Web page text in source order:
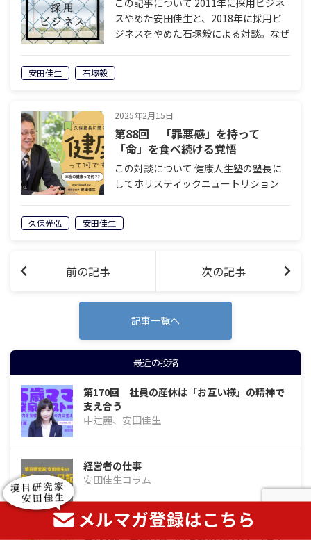
スやめた安田佳生と、2018年に採用ビ
ジネスをやめた石塚毅による対談。なぜ
か。今後、採用ビジネスはどのように変
化していくのか。採用を離れた人間だ
安田佳生 石塚毅
2025年2月15日
第88回 「罪悪感」を持って
「命」を食べ続ける覚悟
この対談について 健康人生塾の塾長に
してホリスティックニュートリション
「健康とは何か」を深堀りしていく対談
企画。「健康と不健康は何が違うのか」
久保光弘 安田佳生
前の記事 次の記事
記事一覧へ
最近の投稿
第170回 社員の産休は「お互い様」の精神で
支え合う
中辻麗、安田佳生
経営者の仕事
安田佳生コラム